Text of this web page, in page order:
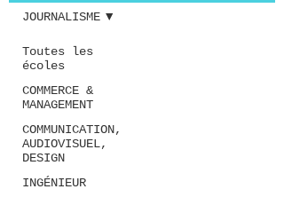
Toutes les
écoles
COMMERCE &
MANAGEMENT
COMMUNICATION,
AUDIOVISUEL,
DESIGN
INGÉNIEUR
JOURNALISME